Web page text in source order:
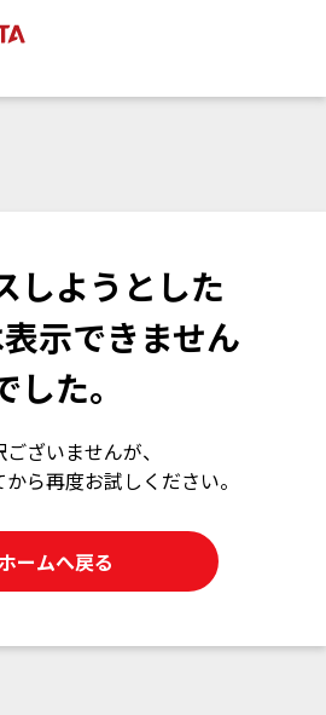
しようとした
示できません
した。
ざいませんが、
ら再度お試しください。
ームへ戻る